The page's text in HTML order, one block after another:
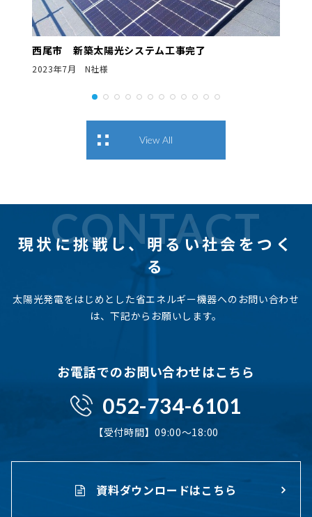
西尾市 新築太陽光システム工事完了
2023年7月 N社様
View All
CONTACT
現状に挑戦し、明るい社会をつく
る
太陽光発電をはじめとした省エネルギー機器へのお問い合わせ
は、下記からお願いします。
お電話でのお問い合わせはこちら
052-734-6101
【受付時間】09:00〜18:00
資料ダウンロードはこちら